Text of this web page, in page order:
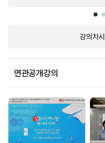
강의차시
연관공개강의